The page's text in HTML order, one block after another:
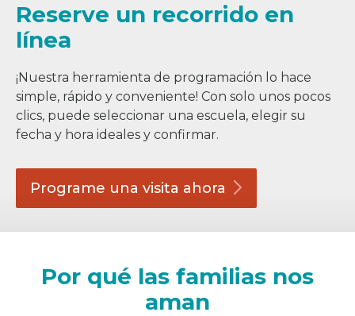
Reserve un recorrido en
línea
¡Nuestra herramienta de programación lo hace
simple, rápido y conveniente! Con solo unos pocos
clics, puede seleccionar una escuela, elegir su
fecha y hora ideales y confirmar.
Programe una visita ahora
Por qué las familias nos
aman